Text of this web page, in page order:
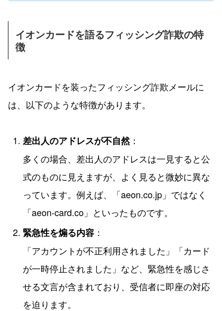
イオンカードを語るフィッシング詐欺の特
徴
イオンカードを装ったフィッシング詐欺メールに
は、以下のような特徴があります。
差出人のアドレスが不自然：
多くの場合、差出人のアドレスは一見すると公
式のものに見えますが、よく見ると微妙に異な
っています。例えば、「aeon.co.jp」ではなく
「aeon-card.co」といったものです。
緊急性を煽る内容：
「アカウントが不正利用されました」「カード
が一時停止されました」など、緊急性を感じさ
せる文言が含まれており、受信者に即座の対応
を迫ります。